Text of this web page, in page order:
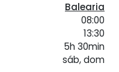
Balearia
08:00
13:30
5h 30min
sáb, dom